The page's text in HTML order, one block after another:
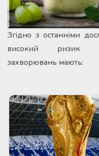
Згідно з останніми
високий ризик
захворювань мають: